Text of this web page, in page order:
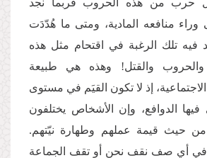
حرب من هذه الحروب فربما نجد
وراء منافعه المادية، ومتى ما هُدّدَت
فيه تلك الرغبة في اقتحام مثل هذه
والحروب والقتل! وهذه هي طبيعة
الاجتماعية، إذ لا تكون القيَم في مستوى
فيها الدوافع، وإن الأشخاص يختلفون
من حيث قيمة عملهم وطهارة نيّتهم.
في أي صف نقف نحن أو تقف الجماعة